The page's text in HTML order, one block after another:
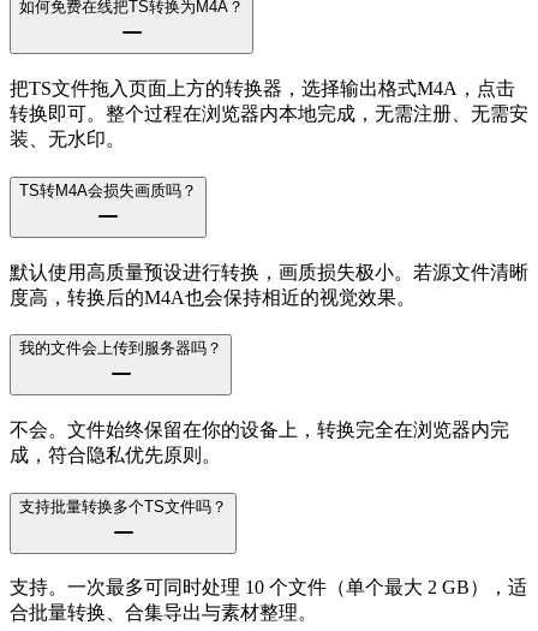
如何免费在线把TS转换为M4A？
把TS文件拖入页面上方的转换器，选择输出格式M4A，点击
转换即可。整个过程在浏览器内本地完成，无需注册、无需安
装、无水印。
TS转M4A会损失画质吗？
默认使用高质量预设进行转换，画质损失极小。若源文件清晰
度高，转换后的M4A也会保持相近的视觉效果。
我的文件会上传到服务器吗？
不会。文件始终保留在你的设备上，转换完全在浏览器内完
成，符合隐私优先原则。
支持批量转换多个TS文件吗？
支持。一次最多可同时处理 10 个文件（单个最大 2 GB），适
合批量转换、合集导出与素材整理。